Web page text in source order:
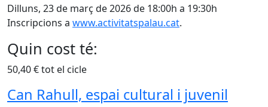
Dilluns, 23 de març de 2026 de 18:00h a 19:30h
Inscripcions a www.activitatspalau.cat.
Quin cost té:
50,40 € tot el cicle
Can Rahull, espai cultural i juvenil